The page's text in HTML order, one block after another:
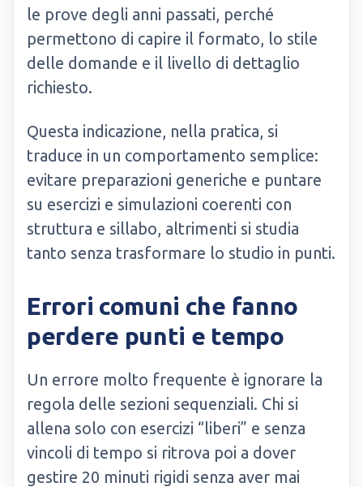
le prove degli anni passati, perché
permettono di capire il formato, lo stile
delle domande e il livello di dettaglio
richiesto.
Questa indicazione, nella pratica, si
traduce in un comportamento semplice:
evitare preparazioni generiche e puntare
su esercizi e simulazioni coerenti con
struttura e sillabo, altrimenti si studia
tanto senza trasformare lo studio in punti.
Errori comuni che fanno
perdere punti e tempo
Un errore molto frequente è ignorare la
regola delle sezioni sequenziali. Chi si
allena solo con esercizi “liberi” e senza
vincoli di tempo si ritrova poi a dover
gestire 20 minuti rigidi senza aver mai